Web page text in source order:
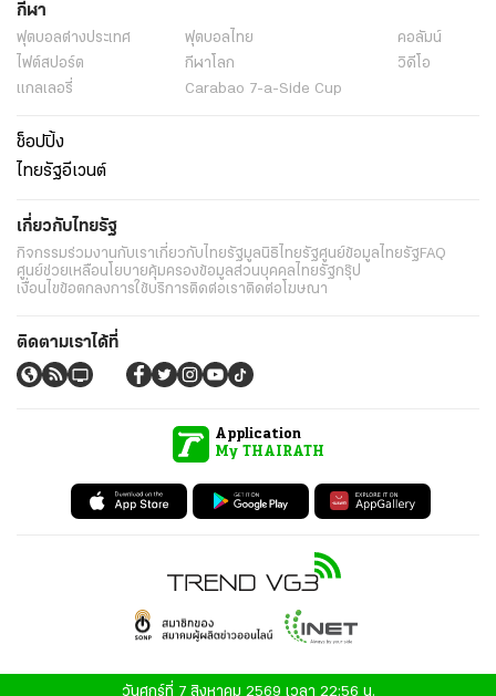
กีฬา
ฟุตบอลต่่างประเทศ ฟุตบอลไทย
คอลัมน์
ไฟต์สปอร์ต
กีฬาโลก
วิดีโอ
แกลเลอรี่
Carabao 7-a-Side Cup
ช็อปปิ้ง
ไทยรัฐอีเวนต์
เกี่ยวกับไทยรัฐ
กิจกรรมร่วมงานกับเราเกี่ยวกับไทยรัฐมูลนิธิไทยรัฐศูนย์ข้อมูลไทยรัฐFAQ
ศูนย์ช่วยเหลือนโยบายคุ้มครองข้อมูลส่วนบุคคลไทยรัฐกรุ๊ป
เงื่อนไขข้อตกลงการใช้บริการติดต่อเราติดต่อโฆษณา
ติดตามเราได้ที่
Application
My THAIRATH
วันศุกร์ที่ 7 สิงหาคม 2569 เวลา 22:56 น.